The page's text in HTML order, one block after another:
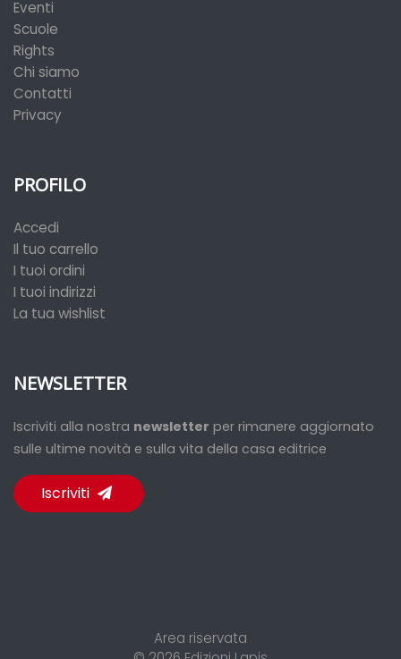
Eventi
Scuole
Rights
Chi siamo
Contatti
Privacy
PROFILO
Accedi
Il tuo carrello
I tuoi ordini
I tuoi indirizzi
La tua wishlist
NEWSLETTER
Iscriviti alla nostra newsletter per rimanere aggiornato
sulle ultime novità e sulla vita della casa editrice
Iscriviti
Area riservata